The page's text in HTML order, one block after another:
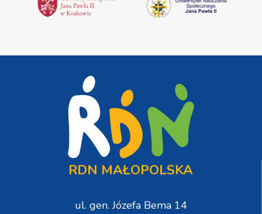
RDN MAŁOPOLSKA
ul. gen. Józefa Bema 14